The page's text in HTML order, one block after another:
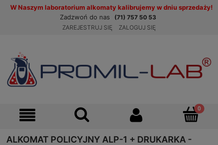
W Naszym laboratorium alkomaty kalibrujemy w dniu sprzedaży!
Zadzwoń do nas
(71) 757 50 53
ZAREJESTRUJ SIĘ
ZALOGUJ SIĘ
ALKOMAT POLICYJNY ALP-1 + DRUKARKA -